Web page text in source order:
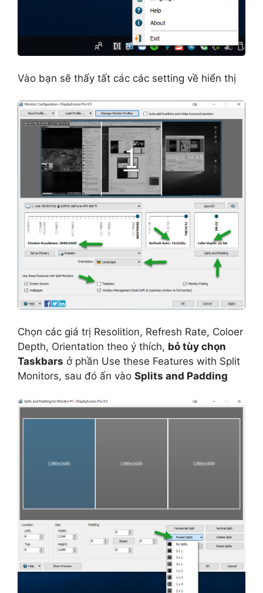
Vào bạn sẽ thấy tất các các setting về hiển thị
Chọn các giá trị Resolition, Refresh Rate, Coloer
Depth, Orientation theo ý thích, bỏ tùy chọn
Taskbars ở phần Use these Features with Split
Monitors, sau đó ấn vào Splits and Padding